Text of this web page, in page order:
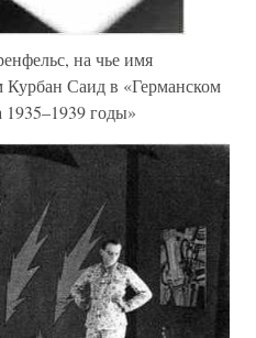
на чье имя
Курбан Саид в «Германском
1935–1939 годы»